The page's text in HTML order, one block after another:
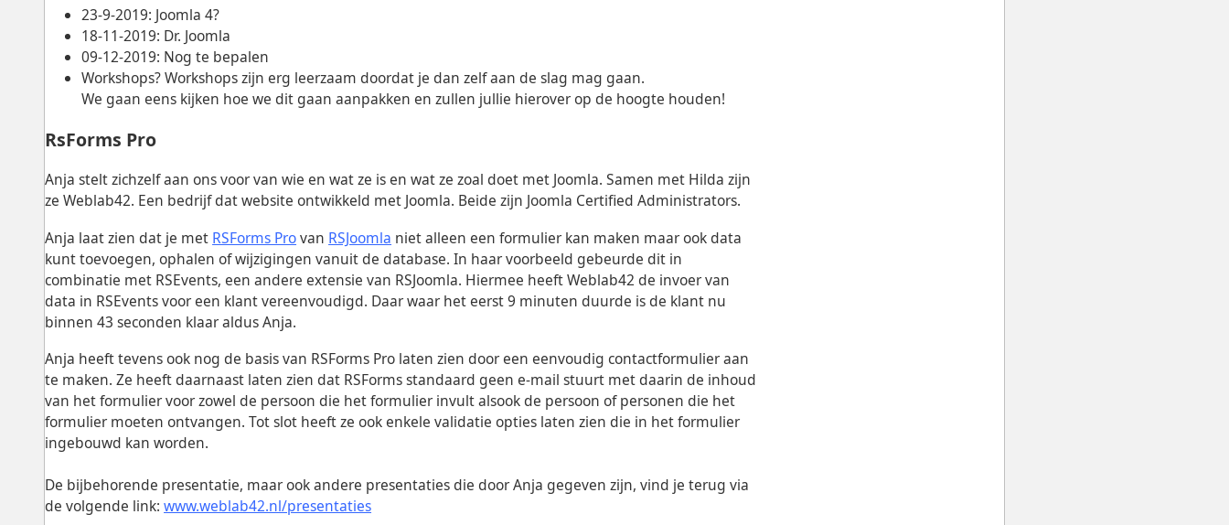
23-9-2019: Joomla 4?
18-11-2019: Dr. Joomla
09-12-2019: Nog te bepalen
Workshops? Workshops zijn erg leerzaam doordat je dan zelf aan de slag mag gaan.
We gaan eens kijken hoe we dit gaan aanpakken en zullen jullie hierover op de hoogte houden!
RsForms Pro
Anja stelt zichzelf aan ons voor van wie en wat ze is en wat ze zoal doet met Joomla. Samen met Hilda zijn
ze Weblab42. Een bedrijf dat website ontwikkeld met Joomla. Beide zijn Joomla Certified Administrators.
Anja laat zien dat je met RSForms Provan RSJoomla niet alleen een formulier kan maken maar ook data
kunt toevoegen, ophalen of wijzigingen vanuit de database. In haar voorbeeld gebeurde dit in
combinatie met RSEvents, een andere extensie van RSJoomla. Hiermee heeft Weblab42 de invoer van
data in RSEvents voor een klant vereenvoudigd. Daar waar het eerst 9 minuten duurde is de klant nu
binnen 43 seconden klaar aldus Anja.
Anja heeft tevens ook nog de basis van RSForms Pro laten zien door een eenvoudig contactformulier aan
te maken. Ze heeft daarnaast laten zien dat RSForms standaard geen e-mail stuurt met daarin de inhoud
van het formulier voor zowel de persoon die het formulier invult alsook de persoon of personen die het
formulier moeten ontvangen. Tot slot heeft ze ook enkele validatie opties laten zien die in het formulier
ingebouwd kan worden.
De bijbehorende presentatie, maar ook andere presentaties die door Anja gegeven zijn, vind je terug via
de volgende link:www.weblab42.nl/presentaties